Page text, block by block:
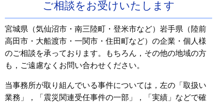
ご相談をお受けいたします
宮城県（気仙沼市・南三陸町・登米市など）岩手県（陸前
高田市・大船渡市・一関市・住田町など）の企業・個人様
のご相談を承っております。もちろん，その他の地域の方
も，ご遠慮なくお問い合わせください。
当事務所が取り組んでいる事件については，左の「取扱い
業務」，「震災関連受任事件の一部」，「実績」などで確